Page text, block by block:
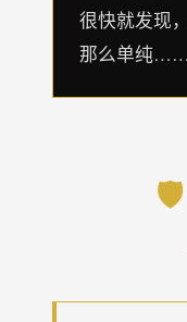
很快就发现
那么单纯……
🛡️